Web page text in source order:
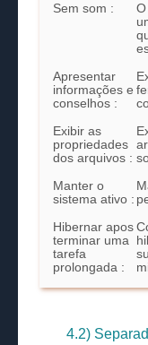
Sem som :
Apresentar
informações e
conselhos :
Exibir as
propriedades
dos arquivos :
Manter o
sistema ativo :
Hibernar apos
terminar uma
tarefa
prolongada :
4.2)